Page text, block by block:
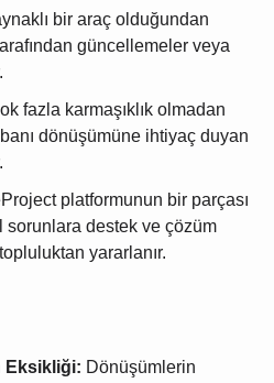
bir araç olduğundan
güncellemeler veya
fazla karmaşıklık olmadan
dönüşümüne ihtiyaç duyan
platformunun bir parçası
destek ve çözüm
yararlanır.
Eksikliği: Dönüşümlerin